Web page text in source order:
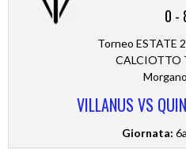
0 -
Torneo ESTATE
CALCIOTTO
VILLANUS VS
Giornata: